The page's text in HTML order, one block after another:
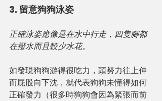
3. 留意狗狗泳姿
正確泳姿應像是在水中行走，四隻腳都
在撥水而且較少水花。
如發現狗狗游得很吃力，頭努力往上伸
而屁股向下沈，就代表狗狗未懂得如何
正確發力（很多時狗狗會因為緊張而前